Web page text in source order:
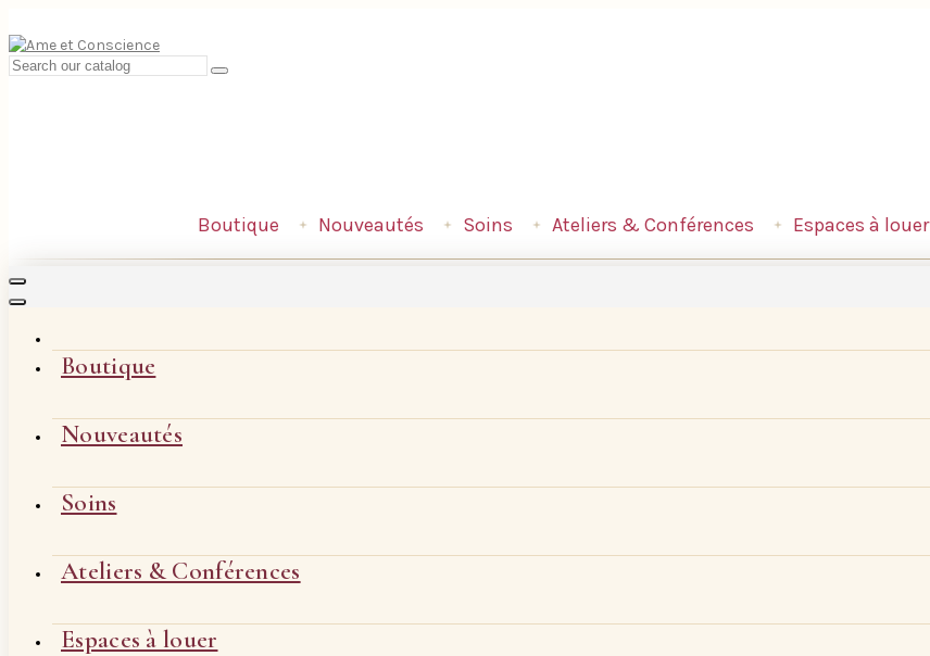
Boutique Nouveautés Soins Ateliers & Conférences Espaces à louer
Boutique
Nouveautés
Soins
Ateliers & Conférences
Espaces à louer